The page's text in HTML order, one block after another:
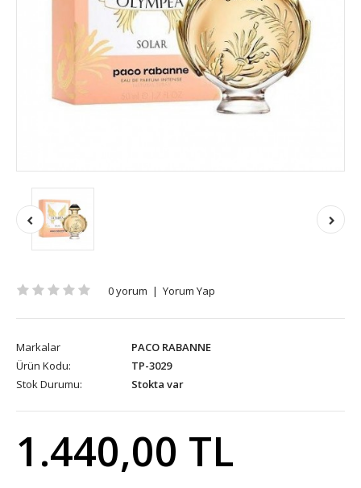
0 yorum | Yorum Yap
Markalar
PACO RABANNE
Ürün Kodu:
TP-3029
Stok Durumu:
Stokta var
1.440,00 TL